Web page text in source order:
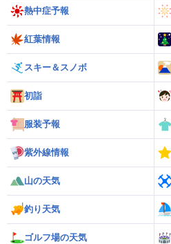
熱中症予報
紅葉情報
スキー＆スノボ
初詣
服装予報
紫外線情報
山の天気
釣り天気
ゴルフ場の天気